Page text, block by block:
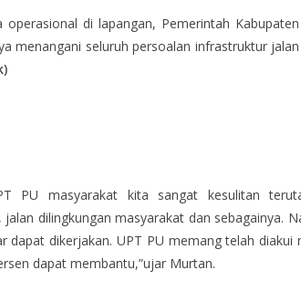
di lapangan, Pemerintah
menangani seluruh persoalan infrastruktur
)
PU masyarakat kita sangat kesulitan
dilingkungan masyarakat dan sebagainya.
dapat dikerjakan. UPT PU memang telah diakui
dapat membantu,”ujar Murtan.